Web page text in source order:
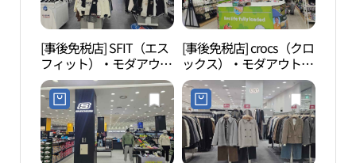
[事後免税店] SFIT（エス
フィット）・モダアウト
レットインチョン（仁
川）店(에스핏 모다아울
렛 인천점)
[事後免税店] crocs（クロ
ックス）・モダアウトレ
ットインチョン（仁川）
店(크록스 모다아울렛 인
천점)